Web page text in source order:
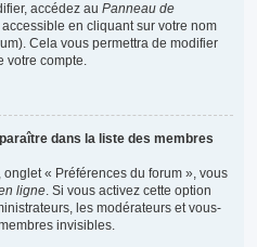
accédez au Panneau de
en cliquant sur votre nom
Cela vous permettra de modifier
votre compte.
dans la liste des membres
« Préférences du forum », vous
ligne. Si vous activez cette option
les modérateurs et vous-
invisibles.